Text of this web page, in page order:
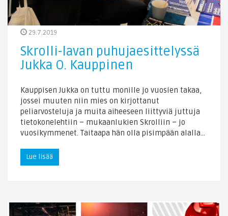
29.7.2019
Skrolli-lavan puhujaesittelyssä
Jukka O. Kauppinen
Kauppisen Jukka on tuttu monille jo vuosien takaa,
jossei muuten niin mies on kirjottanut
peliarvosteluja ja muita aiheeseen liittyviä juttuja
tietokonelehtiin – mukaanlukien Skrolliin – jo
vuosikymmenet. Taitaapa hän olla pisimpään alalla…
Lue lisää